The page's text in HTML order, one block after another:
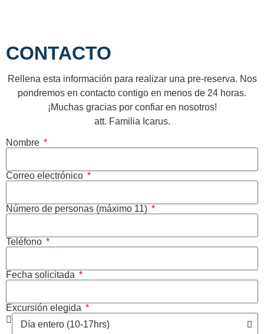
CONTACTO
Rellena esta información para realizar una pre-reserva. Nos
pondremos en contacto contigo en menos de 24 horas.
¡Muchas gracias por confiar en nosotros!
att. Familia Icarus.
Nombre
Correo electrónico
Número de personas (máximo 11)
Teléfono
Fecha solicitada
Excursión elegida